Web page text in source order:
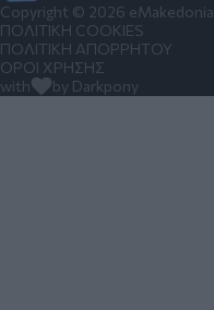
Copyright © 2026 eMakedonia
ΠΟΛΙΤΙΚΗ COOKIES
ΠΟΛΙΤΙΚΗ ΑΠΟΡΡΗΤΟΥ
ΟΡΟΙ ΧΡΗΣΗΣ
with
by Darkpony